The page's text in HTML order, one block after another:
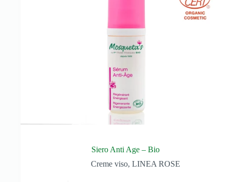
Siero Anti Age – Bio
Creme viso, LINEA ROSE